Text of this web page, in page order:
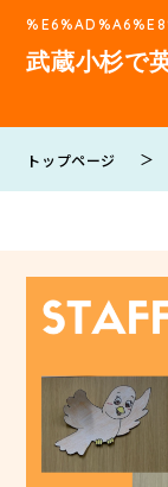
武蔵小杉で
トップページ ＞